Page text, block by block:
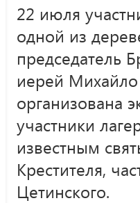
22 июля
одной из
председатель
иерей
организована
участники
известным
Крестителя,
Цетинского.